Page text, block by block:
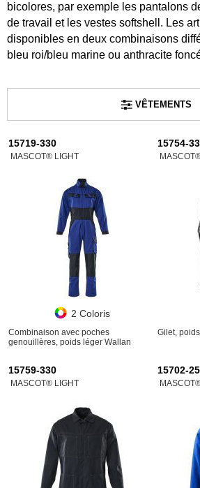
bicolores, par exemple les pantalons
de travail et les vestes softshell. Les
disponibles en deux combinaisons
bleu roi/bleu marine ou anthracite
VÊTEMENTS
15719-330
MASCOT® LIGHT
2 Coloris
Combinaison avec poches
genouillères, poids léger Wallan
15754-
Gilet,
15759-330
MASCOT® LIGHT
15702-